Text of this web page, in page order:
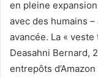
en pleine
avec des humains
avancée. La «
Deasahni Bernard,
entrepôts